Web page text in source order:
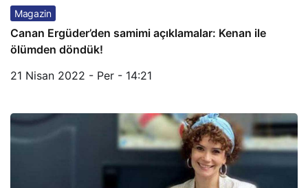
Magazin
Canan Ergüder’den samimi açıklamalar: Kenan ile
ölümden döndük!
21 Nisan 2022 - Per - 14:21